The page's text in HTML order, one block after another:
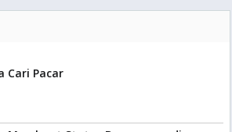
Cari Pacar